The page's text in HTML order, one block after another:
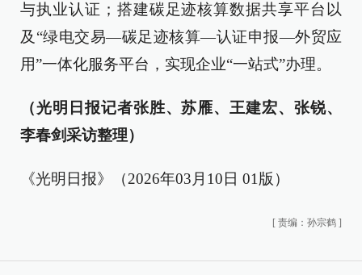
与执业认证；搭建碳足迹核算数据共享平台以
及“绿电交易—碳足迹核算—认证申报—外贸应
用”一体化服务平台，实现企业“一站式”办理。
（光明日报记者张胜、苏雁、王建宏、张锐、
李春剑采访整理）
《光明日报》（2026年03月10日 01版）
[ 责编：孙宗鹤 ]